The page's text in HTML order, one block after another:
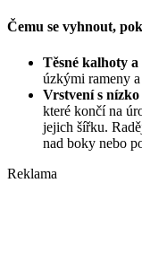
Čemu se vyhnout,
Těsné kalhoty a
úzkými rameny
Vrstvení s
které končí na
jejich šířku.
nad boky nebo
Reklama